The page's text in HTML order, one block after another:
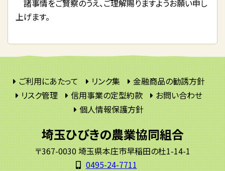
諸事情をご賢察のうえ、ご理解賜りますようお願い申し
上げます。
ご利用にあたって リンク集
金融商品の勧誘方針
リスク管理
信用事業の定型約款
お問い合わせ
個人情報保護方針
埼玉ひびきの農業協同組合
〒367-0030 埼玉県本庄市早稲田の杜1-14-1
0495-24-7711